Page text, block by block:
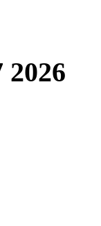
2026